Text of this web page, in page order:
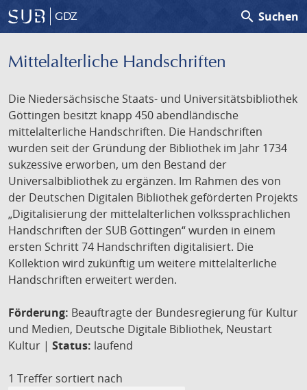
GDZ search Suchen
Mittelalterliche Handschriften
Die Niedersächsische Staats- und Universitätsbibliothek
Göttingen besitzt knapp 450 abendländische
mittelalterliche Handschriften. Die Handschriften
wurden seit der Gründung der Bibliothek im Jahr 1734
sukzessive erworben, um den Bestand der
Universalbibliothek zu ergänzen. Im Rahmen des von
der Deutschen Digitalen Bibliothek geförderten Projekts
„Digitalisierung der mittelalterlichen volkssprachlichen
Handschriften der SUB Göttingen“ wurden in einem
ersten Schritt 74 Handschriften digitalisiert. Die
Kollektion wird zukünftig um weitere mittelalterliche
Handschriften erweitert werden.
Förderung: Beauftragte der Bundesregierung für Kultur
und Medien, Deutsche Digitale Bibliothek, Neustart
Kultur | Status: laufend
1 Treffer sortiert nach